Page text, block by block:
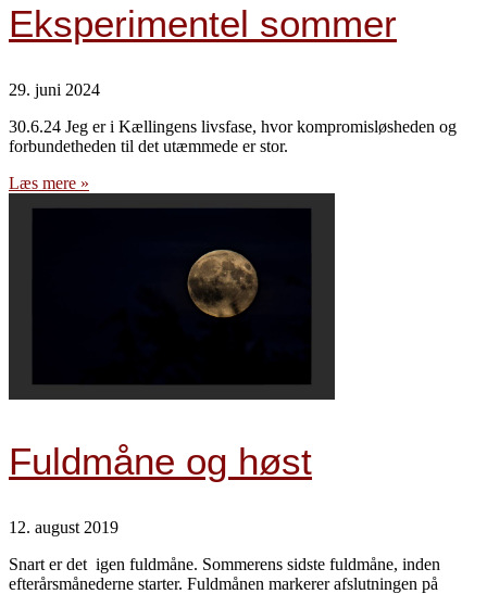
Eksperimentel sommer
29. juni 2024
30.6.24 Jeg er i Kællingens livsfase, hvor kompromisløsheden og
forbundetheden til det utæmmede er stor.
Læs mere »
Fuldmåne og høst
12. august 2019
Snart er det igen fuldmåne. Sommerens sidste fuldmåne, inden
efterårsmånederne starter. Fuldmånen markerer afslutningen på